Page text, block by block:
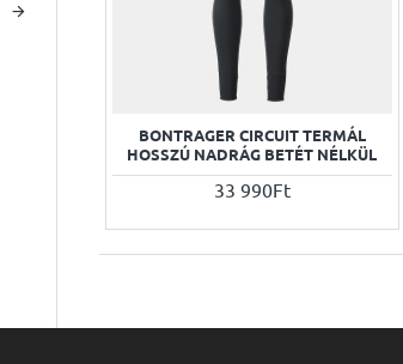
BONTRAGER CIRCUIT TERMÁL
HOSSZÚ NADRÁG BETÉT NÉLKÜL
33 990Ft